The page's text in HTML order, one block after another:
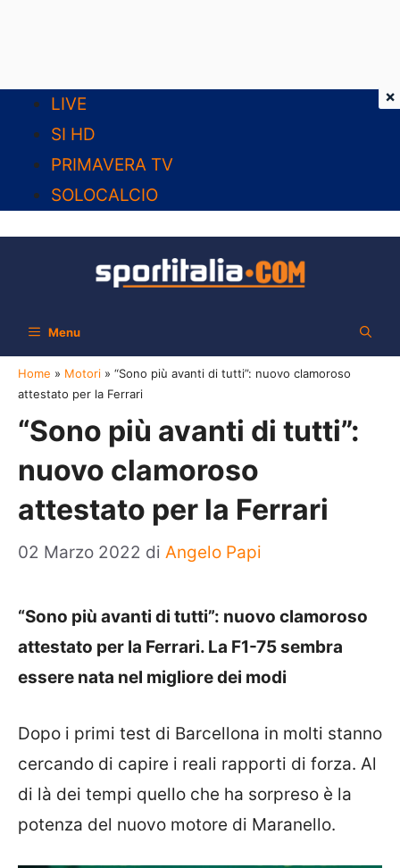
contenuto
LIVE
SI HD
PRIMAVERA TV
SOLOCALCIO
Menu
Home » Motori » “Sono più avanti di tutti”: nuovo clamoroso
attestato per la Ferrari
“Sono più avanti di tutti”:
nuovo clamoroso
attestato per la Ferrari
02 Marzo 2022 di Angelo Papi
“Sono più avanti di tutti”: nuovo clamoroso
attestato per la Ferrari. La F1-75 sembra
essere nata nel migliore dei modi
Dopo i primi test di Barcellona in molti stanno
cercando di capire i reali rapporti di forza. Al
di là dei tempi quello che ha sorpreso è la
potenza del nuovo motore di Maranello.
×